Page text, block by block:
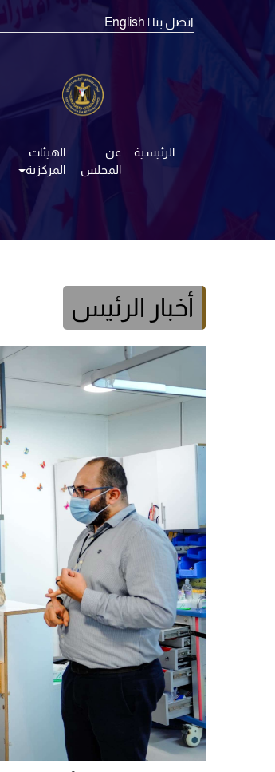
اتصل بنا | English
الرئيسية
عن
المجلس
الهيئات
المركزية
أخبار الرئيس